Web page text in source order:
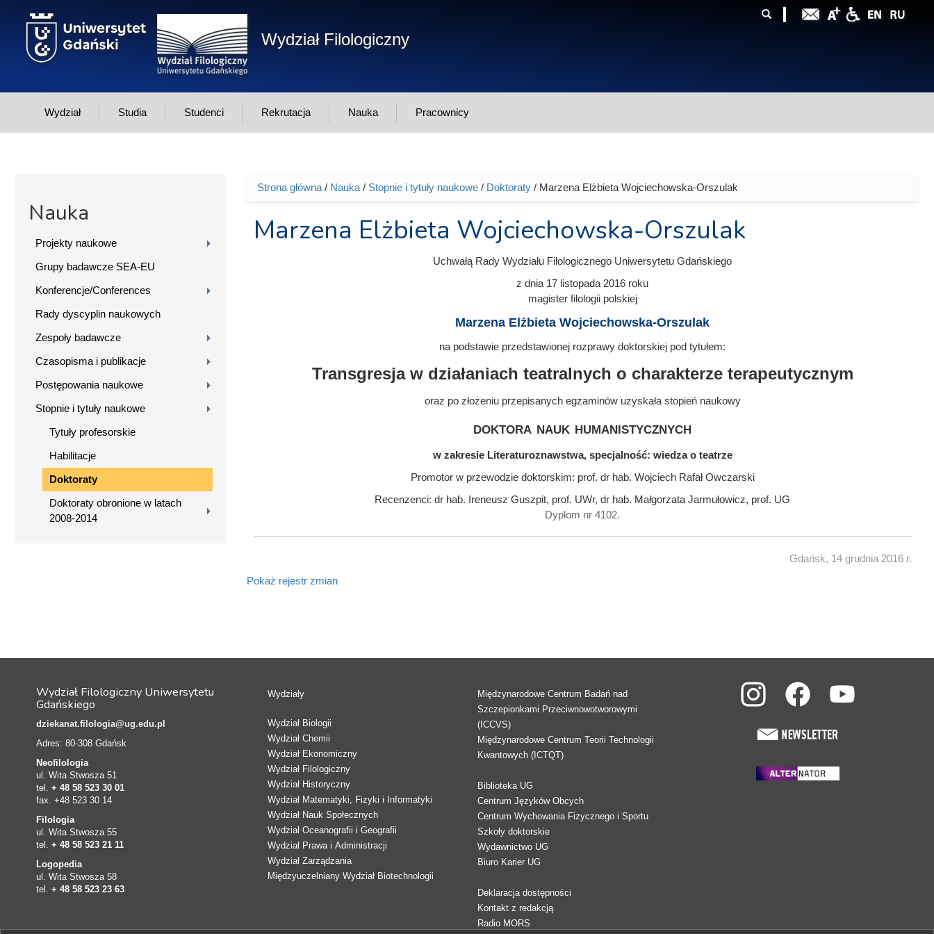
Wydział Filologiczny
Wydział Studia Studenci Rekrutacja Nauka Pracownicy
Nauka
Projekty naukowe
Grupy badawcze SEA-EU
Konferencje/Conferences
Rady dyscyplin naukowych
Zespoły badawcze
Czasopisma i publikacje
Postępowania naukowe
Stopnie i tytuły naukowe
Tytuły profesorskie
Habilitacje
Doktoraty
Doktoraty obronione w latach
2008-2014
Jesteś tutaj
Strona główna/ Nauka/ Stopnie i tytuły naukowe/ Doktoraty/ Marzena Elżbieta Wojciechowska-Orszulak
Marzena Elżbieta Wojciechowska-Orszulak
Uchwałą Rady Wydziału Filologicznego Uniwersytetu Gdańskiego
z dnia 17 listopada 2016 roku
magister filologii polskiej
Marzena Elżbieta Wojciechowska-Orszulak
na podstawie przedstawionej rozprawy doktorskiej pod tytułem:
Transgresja w działaniach teatralnych o charakterze terapeutycznym
oraz po złożeniu przepisanych egzaminów uzyskała stopień naukowy
doktora nauk humanistycznych
w zakresie Literaturoznawstwa, specjalność: wiedza o teatrze
Promotor w przewodzie doktorskim: prof. dr hab. Wojciech Rafał Owczarski
Recenzenci: dr hab. Ireneusz Guszpit, prof. UWr, dr hab. Małgorzata Jarmułowicz, prof. UG
Dyplom nr 4102.
Gdańsk, 14 grudnia 2016 r.
Pokaż rejestr zmian
Wydział Filologiczny Uniwersytetu
Gdańskiego
dziekanat.filologia@ug.edu.pl
Adres: 80-308 Gdańsk
Neofilologia
ul. Wita Stwosza 51
tel. + 48 58 523 30 01
fax. +48 523 30 14
Filologia
ul. Wita Stwosza 55
tel. + 48 58 523 21 11
Logopedia
ul. Wita Stwosza 58
tel. + 48 58 523 23 63
Wydziały
Wydział Biologii
Wydział Chemii
Wydział Ekonomiczny
Wydział Filologiczny
Wydział Historyczny
Wydział Matematyki, Fizyki i Informatyki
Wydział Nauk Społecznych
Wydział Oceanografii i Geografii
Wydział Prawa i Administracji
Wydział Zarządzania
Międzyuczelniany Wydział Biotechnologii
Międzynarodowe Centrum Badań nad
Szczepionkami Przeciwnowotworowymi
(ICCVS)
Międzynarodowe Centrum Teorii Technologii
Kwantowych (ICTQT)
Biblioteka UG
Centrum Języków Obcych
Centrum Wychowania Fizycznego i Sportu
Szkoły doktorskie
Wydawnictwo UG
Biuro Karier UG
Deklaracja dostępności
Kontakt z redakcją
Radio MORS